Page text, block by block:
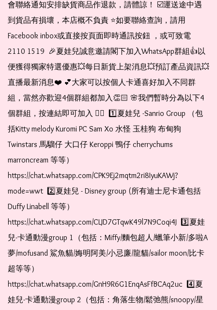
會聯絡通知安排缺貨商品作退款，請體諒！ ☑️運送途中遇
到貨品有損壞，本店概不負責 ⭐️如要聯絡查詢，請用
Facebook inbox或直接按頁面即時通訊按鈕 ，或可致電
2110 1519  🎉夏娃兒誠意邀請閣下加入WhatsApp群組👍以
便獲得獨家特選優惠💥每日新貨上架消息💥預訂產品資訊💥
直播最新消息❤️ 💕大家可以按個人卡通喜好加入不同群
組，當然亦歡迎4個群組都加入👏🏻 🌸我們暫時分為以下4
個群組，按連結即可加入 👇🏻  1️⃣夏娃兒 -Sanrio Group （包
括Kitty melody Kuromi PC Sam Xo 水怪 玉桂狗 布甸狗
Twinstars 馬騮仔 大口仔 Keroppi 鴨仔 cherrychums
marroncream 等等）
https://chat.whatsapp.com/CPK9Ej2mqtm2ri8IyuKAWj?
mode=wwt  2️⃣夏娃兒 - Disney group (所有迪士尼卡通包括
Duffy Linabell 等等）
https://chat.whatsapp.com/CLJD7GTqwK49l7N9Coqi4J  3️⃣夏娃
兒-卡通動漫group 1（包括：Miffy/麵包超人/蠟筆小新/多啦A
夢/mofusand 鯊魚貓/娒明阿美/小忌廉/龍貓/sailor moon/比卡
超等等）
https://chat.whatsapp.com/GnH9R6G1EnqAsFfBCAq2uc  4️⃣夏
娃兒-卡通動漫group 2（包括：角落生物/鬆弛熊/snoopy/星